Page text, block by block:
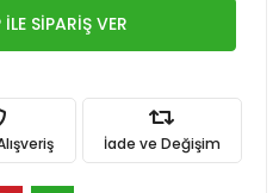
SİPARİŞ VER
İade ve Değişim